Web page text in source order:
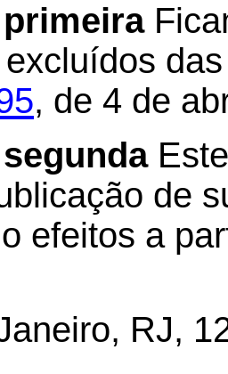
excluídos
, de 4 de
de
efeitos a
RJ,